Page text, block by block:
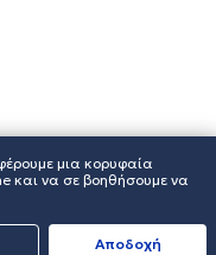
μια κορυφαία
και να σε βοηθήσουμε να
Aποδοχή